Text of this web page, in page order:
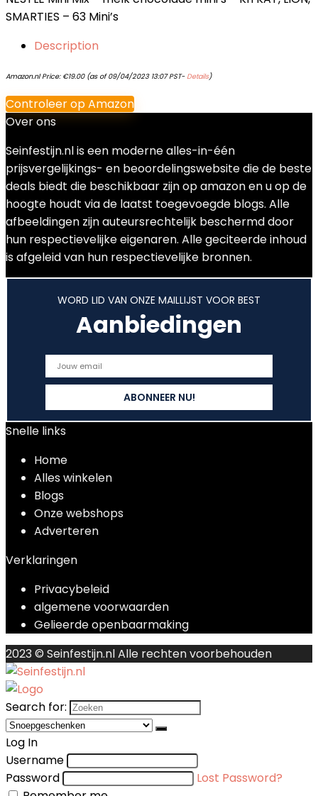
SMARTIES – 63 Mini’s
Description
Amazon.nl Price: €19.00(as of 09/04/2023 13:07 PST- Details)
Controleer op Amazon
Over ons
Seinfestijn.nl is een moderne alles-in-één
prijsvergelijkings- en beoordelingswebsite die de beste
deals biedt die beschikbaar zijn op amazon en u op de
hoogte houdt via de laatst toegevoegde blogs. Alle
afbeeldingen zijn auteursrechtelijk beschermd door
hun respectievelijke eigenaren. Alle geciteerde inhoud
is afgeleid van hun respectievelijke bronnen.
WORD LID VAN ONZE MAILLIJST VOOR BEST
Aanbiedingen
Snelle links
Home
Alles winkelen
Blogs
Onze webshops
Adverteren
Verklaringen
Privacybeleid
algemene voorwaarden
Gelieerde openbaarmaking
2023 © Seinfestijn.nl Alle rechten voorbehouden
Search for:
Log In
Username
Password
Lost Password?